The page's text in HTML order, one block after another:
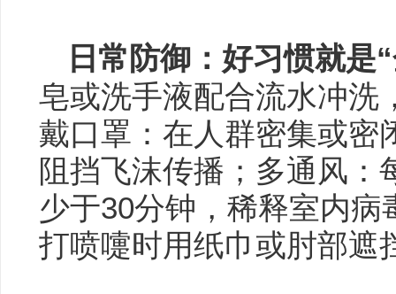
日常防御：好习惯就是
皂或洗手液配合流水冲洗
戴口罩：在人群密集或密
阻挡飞沫传播；多通风：
少于30分钟，稀释室内
打喷嚏时用纸巾或肘部遮